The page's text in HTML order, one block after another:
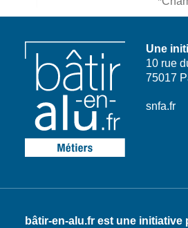
Une
10 rue
75017
snfa.fr
bâtir-en-alu.fr est une initiative